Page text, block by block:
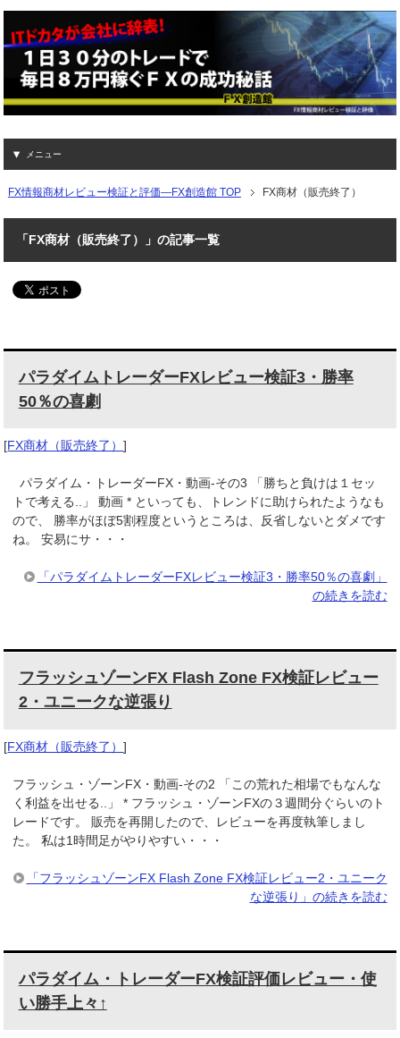
メニュー
FX情報商材レビュー検証と評価―FX創造館 TOP FX商材（販売終了）
「FX商材（販売終了）」の記事一覧
パラダイムトレーダーFXレビュー検証3・勝率
50％の喜劇
[FX商材（販売終了）]
パラダイム・トレーダーFX・動画-その3 「勝ちと負けは１セッ
トで考える..」 動画 * といっても、トレンドに助けられたようなも
ので、 勝率がほぼ5割程度というところは、反省しないとダメです
ね。 安易にサ・・・
「パラダイムトレーダーFXレビュー検証3・勝率50％の喜劇」
の続きを読む
フラッシュゾーンFX Flash Zone FX検証レビュー
2・ユニークな逆張り
[FX商材（販売終了）]
フラッシュ・ゾーンFX・動画-その2 「この荒れた相場でもなんな
く利益を出せる..」 * フラッシュ・ゾーンFXの３週間分ぐらいのト
レードです。 販売を再開したので、レビューを再度執筆しまし
た。 私は1時間足がやりやすい・・・
「フラッシュゾーンFX Flash Zone FX検証レビュー2・ユニーク
な逆張り」の続きを読む
パラダイム・トレーダーFX検証評価レビュー・使
い勝手上々↑